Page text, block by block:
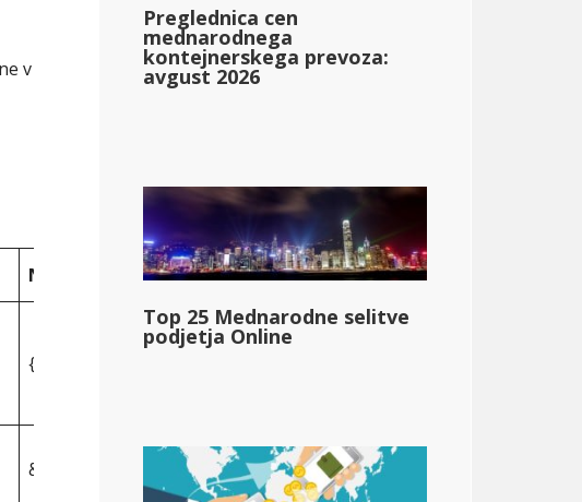
v
Nevada
{{mpg_state_personal_income_tax rate_range_2}}
&dollar;72.330
Preglednica cen
mednarodnega
kontejnerskega prevoza:
avgust 2026
Top 25 Mednarodne selitve
podjetja Online